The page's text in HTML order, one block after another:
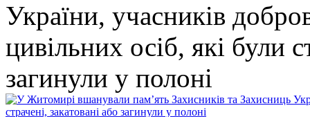
України, учасників
цивільних осіб, які були
загинули у полоні